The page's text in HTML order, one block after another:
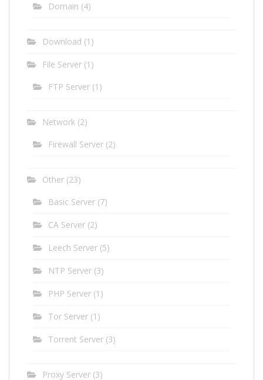
Domain (4)
Download (1)
File Server (1)
FTP Server (1)
Network (2)
Firewall Server (2)
Other (23)
Basic Server (7)
CA Server (2)
Leech Server (5)
NTP Server (3)
PHP Server (1)
Tor Server (1)
Torrent Server (3)
Proxy Server (3)